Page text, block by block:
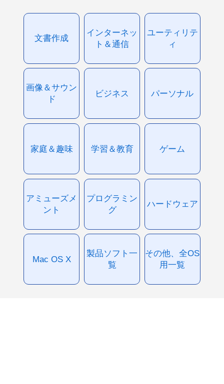
文書作成
インターネッ
ト＆通信
ユーティリテ
ィ
画像＆サウン
ド
ビジネス パーソナル
家庭＆趣味 学習＆教育 ゲーム
アミューズメ
ント
プログラミン
グ
ハードウェア
Mac OS X
製品ソフト一
覧
その他、全OS
用一覧